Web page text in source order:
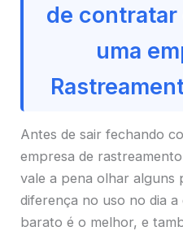
de contratar
uma
Antes de sair fechando
empresa de
vale a pena olhar alguns
diferença no uso no dia a
barato é o melhor, e